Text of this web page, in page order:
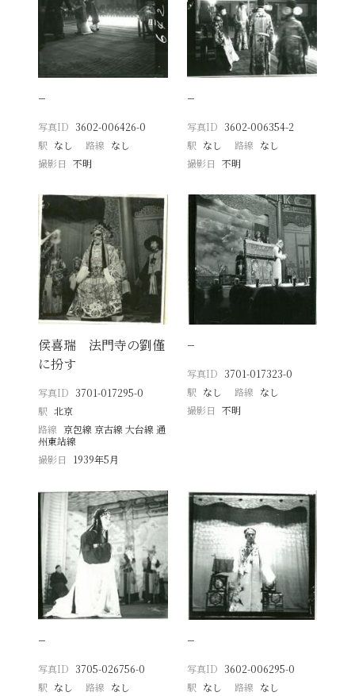
−
写真ID 3602-006426-0
駅 なし 路線 なし
撮影日
不明
−
写真ID 3602-006354-2
駅 なし 路線 なし
撮影日 不明
侯喜瑞 法門寺の劉僅
に扮す
写真ID 3701-017295-0
駅 北京
路線 京包線 京古線 大台線 通
州東站線
撮影日
1939年5月
−
写真ID 3701-017323-0
駅 なし 路線 なし
撮影日 不明
−
写真ID 3705-026756-0
駅 なし 路線 なし
−
写真ID 3602-006295-0
駅 なし 路線 なし